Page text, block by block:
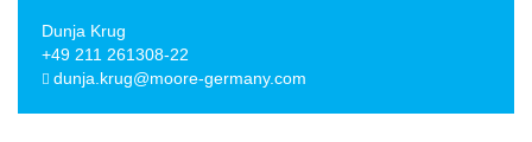
Dunja Krug
+49 211 261308-22
dunja.krug@moore-germany.com